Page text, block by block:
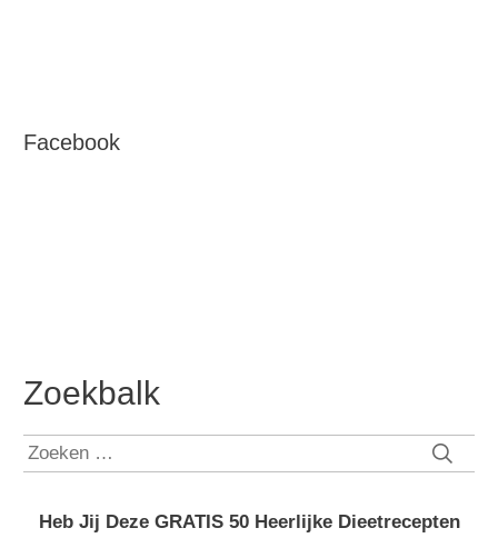
Facebook
Zoekbalk
Zoeken
Heb Jij Deze GRATIS 50 Heerlijke Dieetrecepten